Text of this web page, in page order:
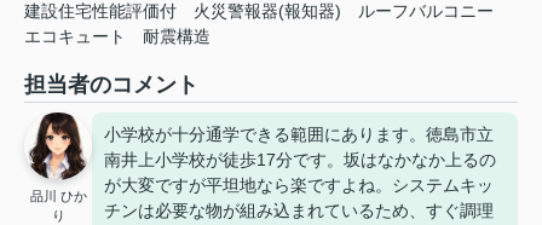
建設住宅性能評価付 火災警報器(報知器)
ルーフバルコニー
エコキュート
耐震構造
担当者のコメント
品川 ひか
り
小学校が十分通学できる範囲にあります。徳島市立
南井上小学校が徒歩17分です。坂はなかなか上るの
が大変ですが平坦地なら楽ですよね。システムキッ
チンは必要な物が組み込まれているため、すぐ調理